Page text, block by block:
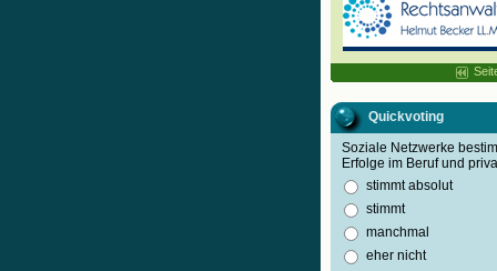
Quickvoting
Soziale Netzwerke
Erfolge im Beruf und
stimmt absolut
stimmt
manchmal
eher nicht